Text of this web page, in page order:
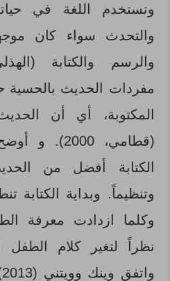
وتستخدم اللغة في
والتحدث سواء كان
مفردات الحديث بالحسية
المكتوبة، أي أن
الكتابة أفضل من
وتنظيماً. وبداية
وكلما ازدادت معرفة
نظراً لتغير كلام الطفل